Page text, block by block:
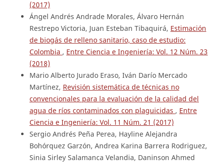
(2017)
Ángel Andrés Andrade Morales, Álvaro Hernán
Restrepo Victoria, Juan Esteban Tibaquirá, Estimación
de biogás de relleno sanitario, caso de estudio:
Colombia , Entre Ciencia e Ingeniería: Vol. 12 Núm. 23
(2018)
Mario Alberto Jurado Eraso, Iván Darío Mercado
Martínez, Revisión sistemática de técnicas no
convencionales para la evaluación de la calidad del
agua de ríos contaminados con plaguicidas , Entre
Ciencia e Ingeniería: Vol. 11 Núm. 21 (2017)
Sergio Andrés Peña Perea, Hayline Alejandra
Bohórquez Garzón, Andrea Karina Barrera Rodriguez,
Sinia Sirley Salamanca Velandia, Daninson Ahmed